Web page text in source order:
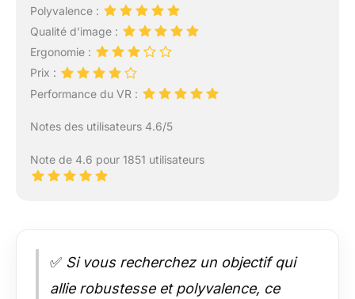
Polyvalence :
Qualité d’image :
Ergonomie :
Prix :
Performance du VR :
Notes des utilisateurs 4.6/5
Note de 4.6 pour 1851 utilisateurs
✅ Si vous recherchez un objectif qui
allie robustesse et polyvalence, ce